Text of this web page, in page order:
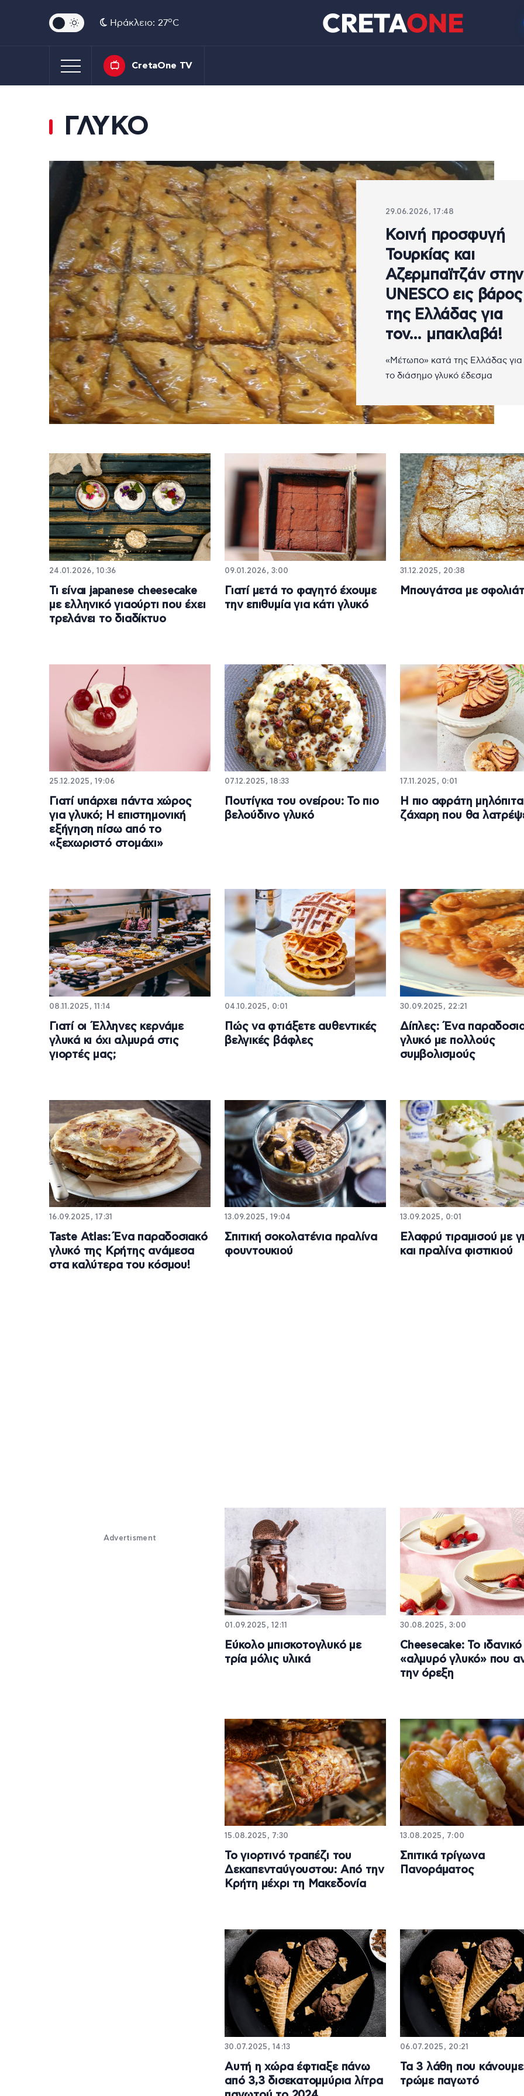
Ηράκλειο: 27oC
CretaOne TV
ΓΛΥΚΟ
29.06.2026, 17:48
Κοινή προσφυγή
Τουρκίας και
Αζερμπαϊτζάν στην
UNESCO εις βάρος
της Ελλάδας για
τον… μπακλαβά!
«Μέτωπο» κατά της Ελλάδας για
το διάσημο γλυκό έδεσμα
24.01.2026, 10:36
Τι είναι japanese cheesecake
με ελληνικό γιαούρτι που έχει
τρελάνει το διαδίκτυο
09.01.2026, 3:00
Γιατί μετά το φαγητό έχουμε
την επιθυμία για κάτι γλυκό
31.12.2025, 20:38
Μπουγάτσα με
25.12.2025, 19:06
Γιατί υπάρχει πάντα χώρος
για γλυκό; Η επιστημονική
εξήγηση πίσω από το
«ξεχωριστό στομάχι»
07.12.2025, 18:33
Πουτίγκα του ονείρου: Το πιο
βελούδινο γλυκό
17.11.2025, 0:01
Η πιο αφράτη
ζάχαρη που θα
08.11.2025, 11:14
Γιατί οι Έλληνες κερνάμε
γλυκά κι όχι αλμυρά στις
γιορτές μας;
04.10.2025, 0:01
Πώς να φτιάξετε αυθεντικές
βελγικές βάφλες
30.09.2025, 22:21
Δίπλες: Ένα
γλυκό με πολλούς
συμβολισμούς
16.09.2025, 17:31
Taste Atlas: Ένα παραδοσιακό
γλυκό της Κρήτης ανάμεσα
στα καλύτερα του κόσμου!
13.09.2025, 19:04
Σπιτική σοκολατένια πραλίνα
φουντουκιού
13.09.2025, 0:01
Ελαφρύ τιραμισού με
και πραλίνα φιστικιού
Advertisment
01.09.2025, 12:11
Εύκολο μπισκοτογλυκό με
τρία μόλις υλικά
30.08.2025, 3:00
Cheesecake: Το ιδανικό
«αλμυρό γλυκό» που
την όρεξη
15.08.2025, 7:30
Το γιορτινό τραπέζι του
Δεκαπενταύγουστου: Από την
Κρήτη μέχρι τη Μακεδονία
13.08.2025, 7:00
Σπιτικά τρίγωνα
Πανοράματος
30.07.2025, 14:13
Αυτή η χώρα έφτιαξε πάνω
από 3,3 δισεκατομμύρια λίτρα
06.07.2025, 20:21
Τα 3 λάθη που
τρώμε παγωτό